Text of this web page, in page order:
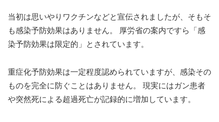
当初は思いやりワクチンなどと宣伝されましたが、そもそ
も感染予防効果はありません。 厚労省の案内ですら「感
染予防効果は限定的」とされています。
重症化予防効果は一定程度認められていますが、感染その
ものを完全に防ぐことはありません。 現実にはガン患者
や突然死による超過死亡が記録的に増加しています。